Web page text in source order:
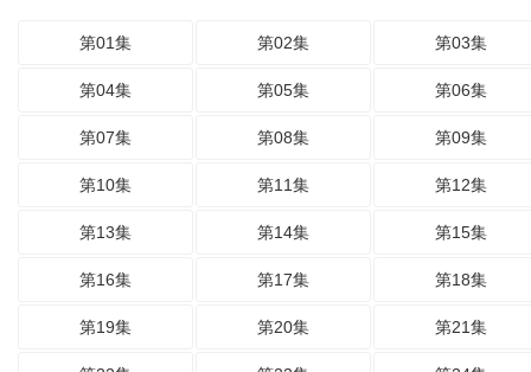
第01集 第02集 第03集
第04集 第05集 第06集
第07集 第08集 第09集
第10集 第11集 第12集
第13集 第14集 第15集
第16集 第17集 第18集
第19集 第20集 第21集